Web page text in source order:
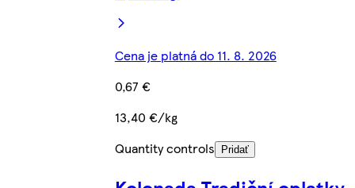
Cena je platná do 11. 8. 2026
0,67 €
13,40 €/kg
Quantity controls
Pridať